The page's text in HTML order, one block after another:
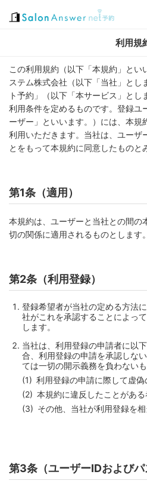
利用規
この利用規約（以下「本規約」とい
ステム株式会社（以下「当社」とし
ト予約」（以下「本サービス」と
利用条件を定めるものです。登録ユ
ーザー」といいます。）には、本規
利用いただきます。当社は、ユーザ
とをもって本規約に同意したものと
第1条（適用）
本規約は、ユーザーと当社との間の
切の関係に適用されるものとします。
第2条（利用登録）
登録希望者が当社の定める方法
社がこれを承認することによっ
します。
当社は、利用登録の申請者に以
合、利用登録の申請を承認しな
ては一切の開示義務を負わないも
利用登録の申請に際して虚
本規約に違反したことがあ
その他、当社が利用登録を
第3条（ユーザーIDおよびパ